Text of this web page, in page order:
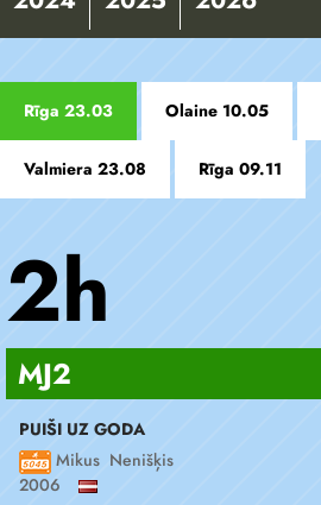
Rīga 23.03 Olaine 10.05
Valmiera 23.08 Rīga 09.11
2h
MJ2
PUIŠI UZ GODA
Mikus Nenišķis
2006